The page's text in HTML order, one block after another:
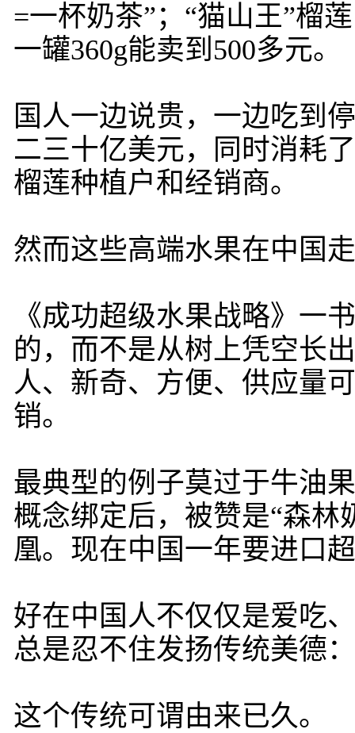
=一杯奶茶”；“猫山王”榴
一罐360g能卖到500多元。
国人一边说贵，一边吃到
二三十亿美元，同时消耗
榴莲种植户和经销商。
然而这些高端水果在中国
《成功超级水果战略》一
的，而不是从树上凭空长
人、新奇、方便、供应量
销。
最典型的例子莫过于牛油
概念绑定后，被赞是“森林
凰。现在中国一年要进口
好在中国人不仅仅是爱吃
总是忍不住发扬传统美德
这个传统可谓由来已久。